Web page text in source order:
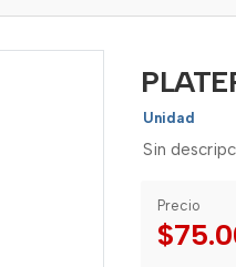
Unidad
Sin
Precio